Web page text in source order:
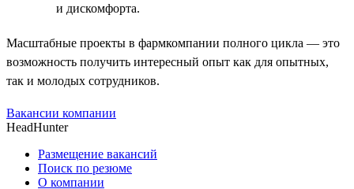
и дискомфорта.
Масштабные проекты в фармкомпании полного цикла — это
возможность получить интересный опыт как для опытных,
так и молодых сотрудников.
Вакансии компании
HeadHunter
Размещение вакансий
Поиск по резюме
О компании